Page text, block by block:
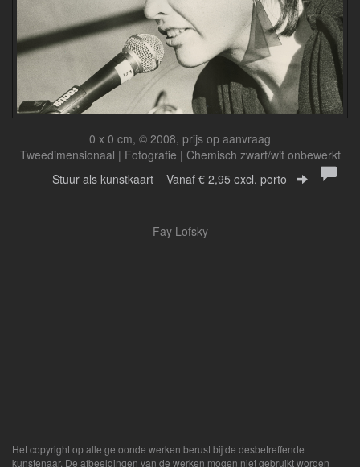
0 x 0 cm, © 2008, prijs op aanvraag
Tweedimensionaal | Fotografie | Chemisch zwart/wit onbewerkt
Stuur als kunstkaart Vanaf € 2,95 excl. porto
Fay Lofsky
Het copyright op alle getoonde werken berust bij de desbetreffende
kunstenaar. De afbeeldingen van de werken mogen niet gebruikt worden